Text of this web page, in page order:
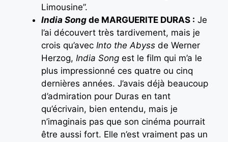
Limousine”.
India Song de MARGUERITE DURAS : Je
l’ai découvert très tardivement, mais je
crois qu’avec Into the Abyss de Werner
Herzog, India Song est le film qui m’a le
plus impressionné ces quatre ou cinq
dernières années. J’avais déjà beaucoup
d’admiration pour Duras en tant
qu’écrivain, bien entendu, mais je
n’imaginais pas que son cinéma pourrait
être aussi fort. Elle n’est vraiment pas un